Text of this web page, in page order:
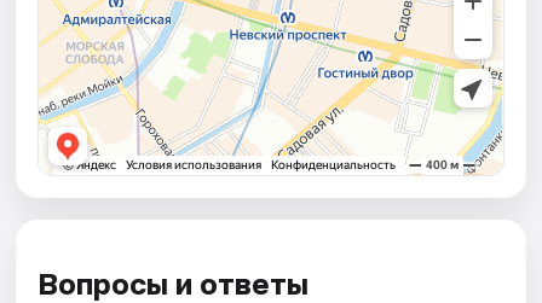
Вопросы и ответы